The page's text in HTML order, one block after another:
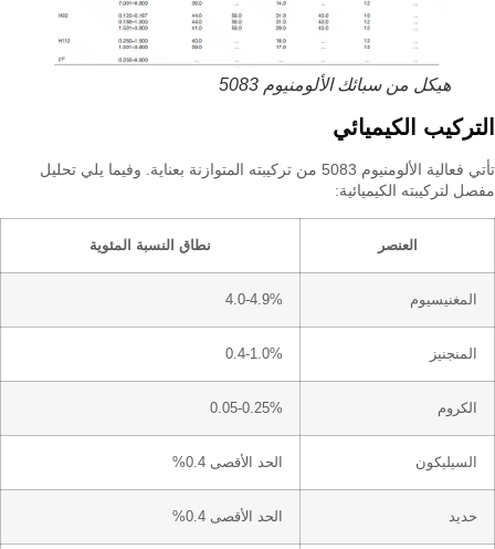
هيكل من سبائك الألومنيوم 5083
التركيب الكيميائي
تأتي فعالية الألومنيوم 5083 من تركيبته المتوازنة بعناية. وفيما يلي تحليل
مفصل لتركيبته الكيميائية:
العنصر نطاق النسبة المئوية
المغنيسيوم 4.0-4.9%
المنجنيز 0.4-1.0%
الكروم 0.05-0.25%
السيليكون الحد الأقصى 0.4%
حديد الحد الأقصى 0.4%